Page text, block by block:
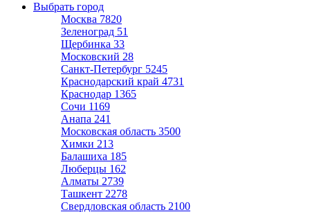
Выбрать город
Москва 7820
Зеленоград 51
Щербинка 33
Московский 28
Санкт-Петербург 5245
Краснодарский край 4731
Краснодар 1365
Сочи 1169
Анапа 241
Московская область 3500
Химки 213
Балашиха 185
Люберцы 162
Алматы 2739
Ташкент 2278
Свердловская область 2100